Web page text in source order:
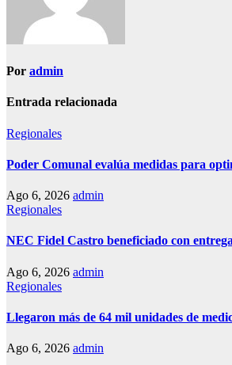
Por admin
Entrada relacionada
Regionales
Poder Comunal evalúa medidas para
Ago 6, 2026 admin
Regionales
NEC Fidel Castro beneficiado con
Ago 6, 2026 admin
Regionales
Llegaron más de 64 mil unidades de
Ago 6, 2026 admin